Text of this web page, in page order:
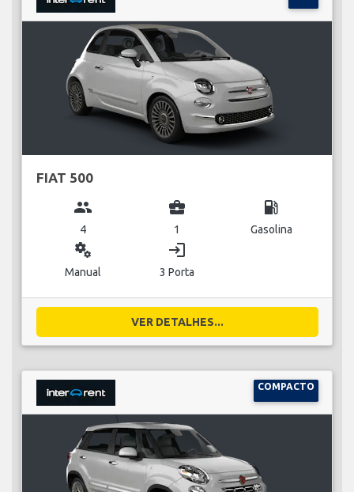
FIAT 500
group
4
business_center
1
local_gas_station
Gasolina
miscellaneous_services
Manual
login
3 Porta
VER DETALHES...
COMPACTO